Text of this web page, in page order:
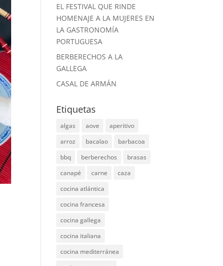
EL FESTIVAL QUE RINDE
HOMENAJE A LA MUJERES EN
LA GASTRONOMÍA
PORTUGUESA
BERBERECHOS A LA
GALLEGA
CASAL DE ARMÁN
Etiquetas
algas aove
aperitivo
arroz
bacalao
barbacoa
bbq
berberechos
brasas
canapé
carne
caza
cocina atlántica
cocina francesa
cocina gallega
cocina italiana
cocina mediterránea